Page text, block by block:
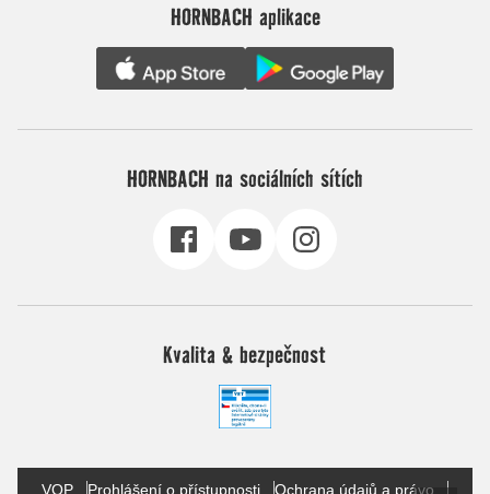
HORNBACH aplikace
HORNBACH na sociálních sítích
Kvalita & bezpečnost
VOP Prohlášení o přístupnosti Ochrana údajů a právo